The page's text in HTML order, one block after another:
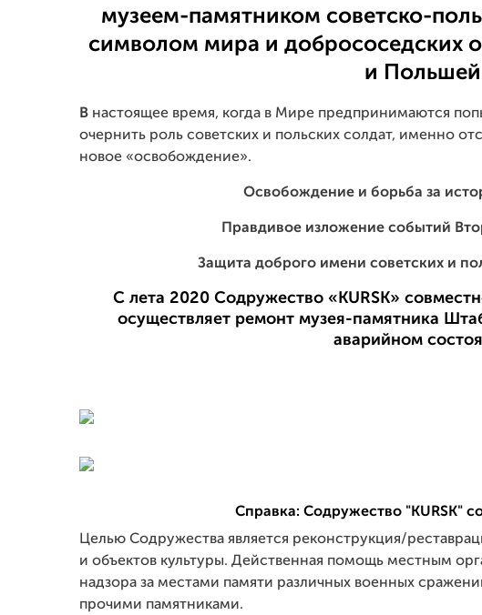
музеем-памятником советско-
символом мира и добрососедских
и
В настоящее время, когда в Мире предпринимаются
очернить роль советских и польских солдат, именно
новое «освобождение».
Освобождение и борьба за
Правдивое изложение событий
Защита доброго имени советских и
С лета 2020 Содружество «KURSK»
осуществляет ремонт музея-памятника
аварийном
Справка: Содружество "KURSK"
Целью Содружества является реконструкция/
и объектов культуры. Действенная помощь местным
надзора за местами памяти различных военных
прочими памятниками.